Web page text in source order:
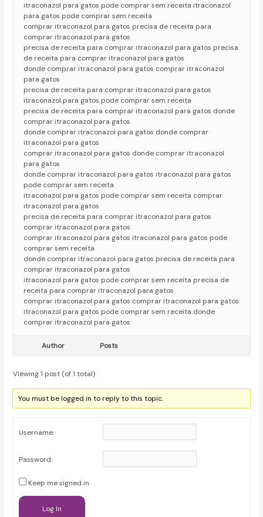
itraconazol para gatos pode comprar sem receita itraconazol
para gatos pode comprar sem receita
comprar itraconazol para gatos precisa de receita para
comprar itraconazol para gatos
precisa de receita para comprar itraconazol para gatos precisa
de receita para comprar itraconazol para gatos
donde comprar itraconazol para gatos comprar itraconazol
para gatos
precisa de receita para comprar itraconazol para gatos
itraconazol para gatos pode comprar sem receita
precisa de receita para comprar itraconazol para gatos donde
comprar itraconazol para gatos
donde comprar itraconazol para gatos donde comprar
itraconazol para gatos
comprar itraconazol para gatos donde comprar itraconazol
para gatos
donde comprar itraconazol para gatos itraconazol para gatos
pode comprar sem receita
itraconazol para gatos pode comprar sem receita comprar
itraconazol para gatos
precisa de receita para comprar itraconazol para gatos
comprar itraconazol para gatos
comprar itraconazol para gatos itraconazol para gatos pode
comprar sem receita
donde comprar itraconazol para gatos precisa de receita para
comprar itraconazol para gatos
itraconazol para gatos pode comprar sem receita precisa de
receita para comprar itraconazol para gatos
comprar itraconazol para gatos comprar itraconazol para gatos
itraconazol para gatos pode comprar sem receita donde
comprar itraconazol para gatos
Author Posts
Viewing 1 post (of 1 total)
You must be logged in to reply to this topic.
Username:
Password:
Keep me signed in
Log In